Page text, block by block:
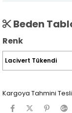
Beden
Renk
Kargoya Tahmini